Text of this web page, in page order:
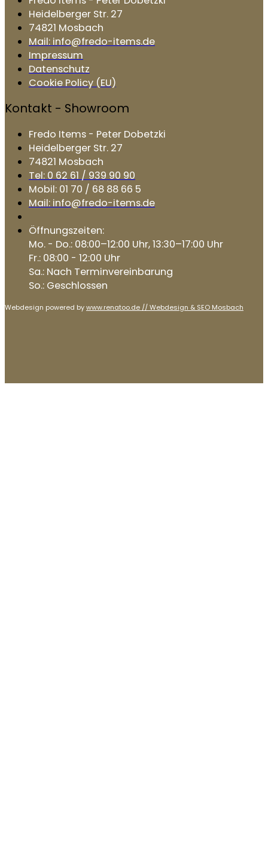
Heidelberger Str. 27
74821 Mosbach
Mail: info@fredo-items.de
Impressum
Datenschutz
Cookie Policy (EU)
Kontakt - Showroom
Fredo Items - Peter Dobetzki
Heidelberger Str. 27
74821 Mosbach
Tel: 0 62 61 / 939 90 90
Mobil: 01 70 / 68 88 66 5
Mail: info@fredo-items.de
Öffnungszeiten:
Mo. - Do.: 08:00–12:00 Uhr, 13:30–17:00 Uhr
Fr.: 08:00 - 12:00 Uhr
Sa.: Nach Terminvereinbarung
So.: Geschlossen
Webdesign powered bywww.renatoo.de // Webdesign & SEO Mosbach